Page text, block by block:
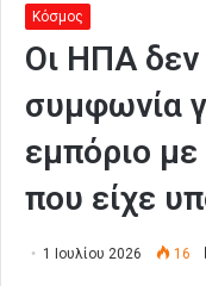
Κόσμος
Οι ΗΠΑ δεν
συμφωνία
εμπόριο
που είχε
1 Ιουλίου 2026 16